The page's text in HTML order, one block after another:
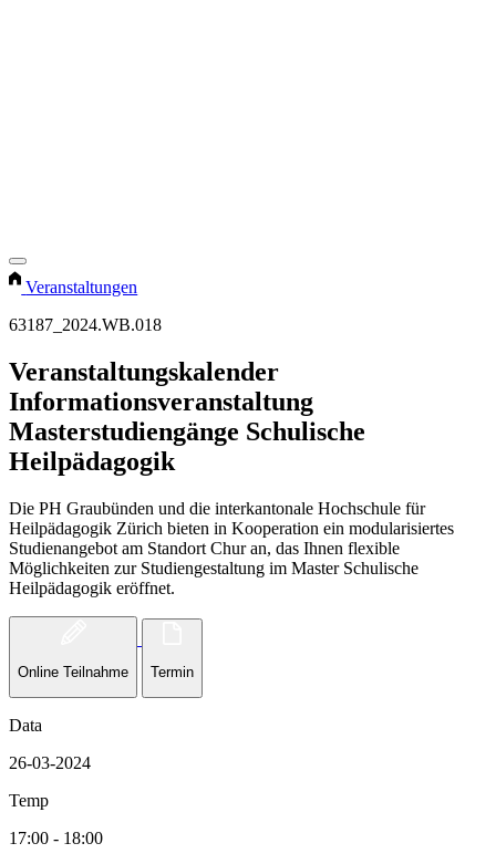
Veranstaltungen
63187_2024.WB.018
Veranstaltungskalender
Informationsveranstaltung
Masterstudiengänge Schulische
Heilpädagogik
Die PH Graubünden und die interkantonale Hochschule für
Heilpädagogik Zürich bieten in Kooperation ein modularisiertes
Studienangebot am Standort Chur an, das Ihnen flexible
Möglichkeiten zur Studiengestaltung im Master Schulische
Heilpädagogik eröffnet.
Online Teilnahme Termin
Data
26-03-2024
Temp
17:00 - 18:00